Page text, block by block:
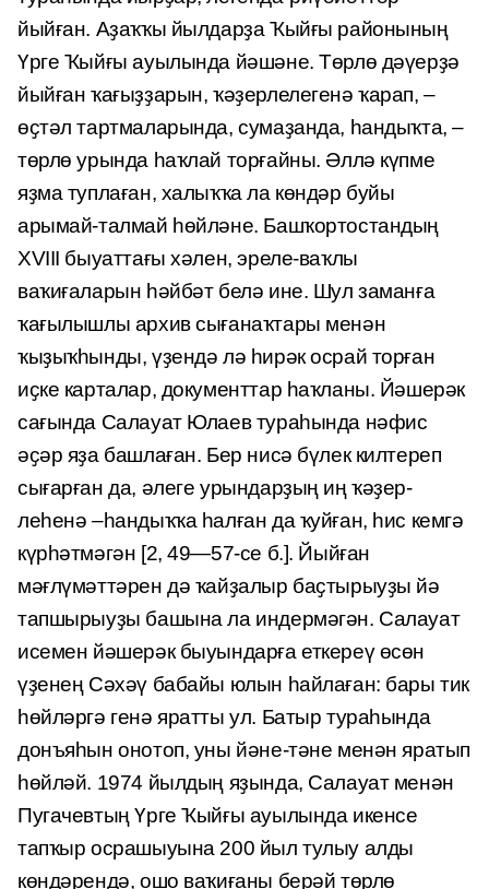
йыйған. Аҙаҡҡы йылдарҙа Ҡыйғы районының
Үрге Ҡыйғы ауылында йәшәне. Төрлө дәүерҙә
йыйған ҡағыҙҙарын, ҡәҙерлелегенә ҡарап, –
өҫтәл тартмаларында, сумаҙанда, һандыҡта, –
төрлө урында һаҡлай торғай­ны. Әллә күпме
яҙма туплаған, халыҡҡа ла көндәр буйы
арымай-талмай һөйләне. Башҡортостандың
XVIII быуаттағы хәлен, эреле-ваҡлы
ваҡиғаларын һәйбәт белә ине. Шул заманға
ҡағылышлы архив сығанаҡтары менән
ҡыҙыҡһынды, үҙендә лә һирәк осрай торған
иҫке карталар, документтар һаҡланы. Йәшерәк
сағында Салауат Юлаев тураһында нәфис
әҫәр яҙа башлаған. Бер нисә бүлек килтереп
сығарған да, әлеге урындарҙың иң ҡәҙер­
леһенә –һандыҡҡа һалған да ҡуйған, һис кемгә
күрһәтмәгән [2, 49—57-се б.]. Йыйған
мәғлүмәттәрен дә ҡайҙалыр баҫтырыуҙы йә
тапшырыуҙы башына ла индер­мәгән. Салауат
исемен йәшерәк быуындарға еткереү өсөн
үҙенең Сәхәү бабайы юлын һайлаған: бары тик
һөйләргә генә яратты ул. Батыр тура­һында
донъяһын онотоп, уны йәне-тәне менән яратып
һөйләй. 1974 йылдың яҙында, Салауат менән
Пугачевтың Үрге Ҡыйғы ауылында икенсе
тапҡыр осрашыуына 200 йыл тулыу алды
көндәрендә, ошо ваҡиғаны берәй төрлө